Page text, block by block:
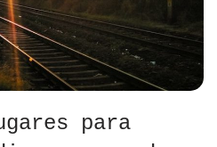
para